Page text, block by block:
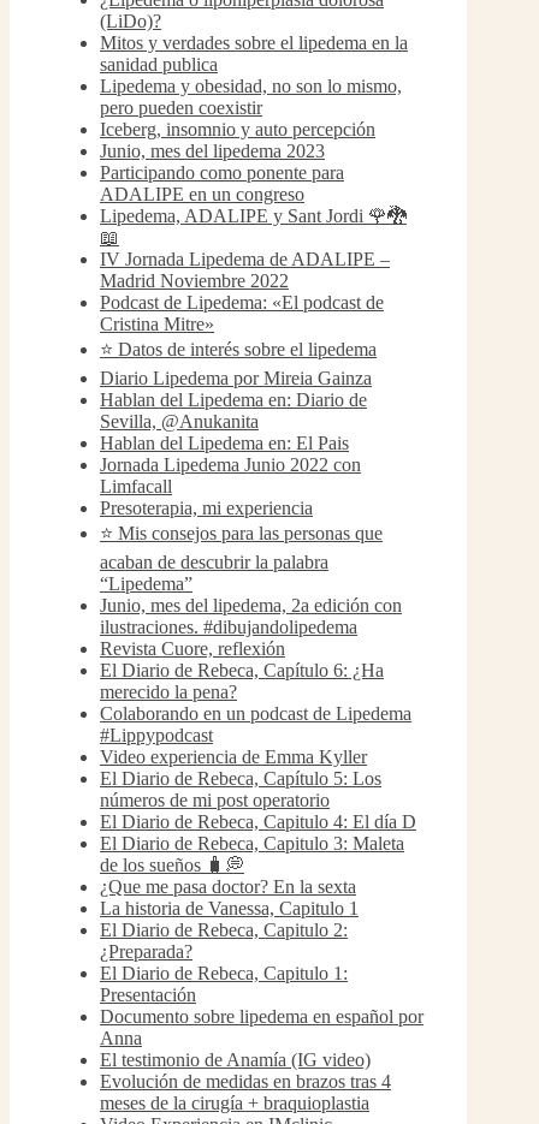
(LiDo)?
Mitos y verdades sobre el lipedema en la
sanidad publica
Lipedema y obesidad, no son lo mismo,
pero pueden coexistir
Iceberg, insomnio y auto percepción
Junio, mes del lipedema 2023
Participando como ponente para
ADALIPE en un congreso
Lipedema, ADALIPE y Sant Jordi 🌹🐉
📖
IV Jornada Lipedema de ADALIPE –
Madrid Noviembre 2022
Podcast de Lipedema: «El podcast de
Cristina Mitre»
⭐️ Datos de interés sobre el lipedema
Diario Lipedema por Mireia Gainza
Hablan del Lipedema en: Diario de
Sevilla, @Anukanita
Hablan del Lipedema en: El Pais
Jornada Lipedema Junio 2022 con
Limfacall
Presoterapia, mi experiencia
⭐️ Mis consejos para las personas que
acaban de descubrir la palabra
“Lipedema”
Junio, mes del lipedema, 2a edición con
ilustraciones. #dibujandolipedema
Revista Cuore, reflexión
El Diario de Rebeca, Capítulo 6: ¿Ha
merecido la pena?
Colaborando en un podcast de Lipedema
#Lippypodcast
Video experiencia de Emma Kyller
El Diario de Rebeca, Capítulo 5: Los
números de mi post operatorio
El Diario de Rebeca, Capitulo 4: El día D
El Diario de Rebeca, Capitulo 3: Maleta
de los sueños 🧳💭
¿Que me pasa doctor? En la sexta
La historia de Vanessa, Capitulo 1
El Diario de Rebeca, Capitulo 2:
¿Preparada?
El Diario de Rebeca, Capitulo 1:
Presentación
Documento sobre lipedema en español por
Anna
El testimonio de Anamía (IG video)
Evolución de medidas en brazos tras 4
meses de la cirugía + braquioplastia